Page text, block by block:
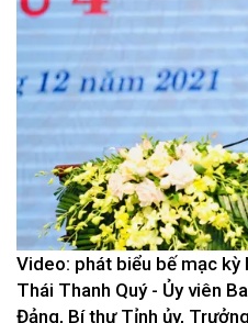
Video: phát biểu bế mạc
Thái Thanh Quý - Ủy viên
Đảng, Bí thư Tỉnh ủy,